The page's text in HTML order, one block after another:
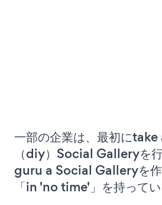
一部の企業は、最初に
（diy）Social Galleryを
guru a Social Galleryを作
「in 'no time'」を持ってい